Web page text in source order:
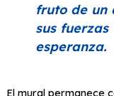
fruto de un
sus fuerzas
esperanza.
El mural permanece